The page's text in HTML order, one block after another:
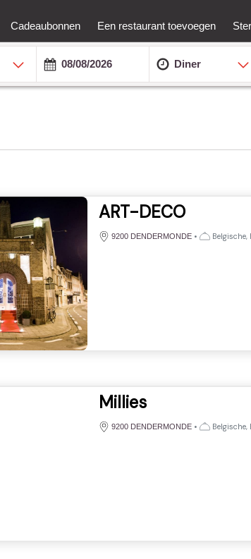
Cadeaubonnen Een restaurant toevoegen
Diner
ART-DECO
9200 DENDERMONDE • Belgische,
Millies
9200 DENDERMONDE • Belgische,